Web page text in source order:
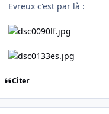
Evreux c'est par là :
Citer